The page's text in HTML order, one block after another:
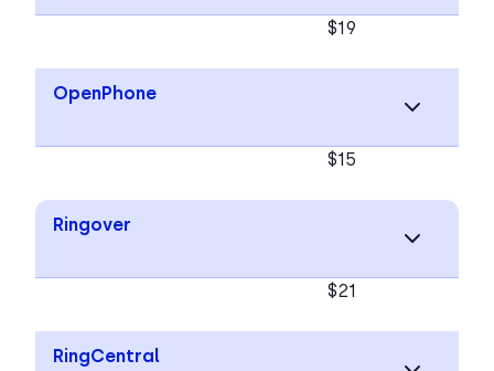
$19
OpenPhone
$15
Ringover
$21
RingCentral